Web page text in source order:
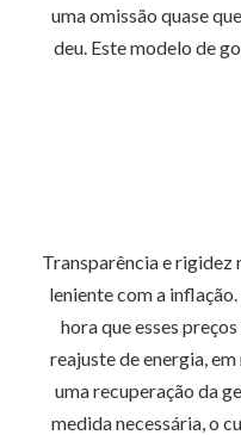
uma omissão quase
deu. Este modelo de
Transparência e rigidez
leniente com a
hora que esses
reajuste de energia,
uma recuperação da
medida necessária, o